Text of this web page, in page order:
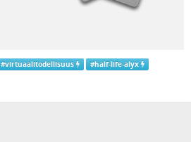
#virtuaalitodellisuus #half-life-alyx